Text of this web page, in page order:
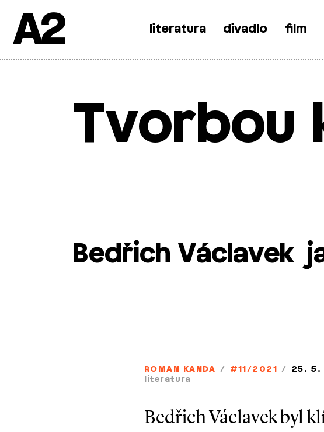
SkipA2 literatura divadlo film
Tvorbou
Bedřich Václavek
ROMAN KANDA / #11/2021 /
25. 5.
literatura
Bedřich Václavek byl